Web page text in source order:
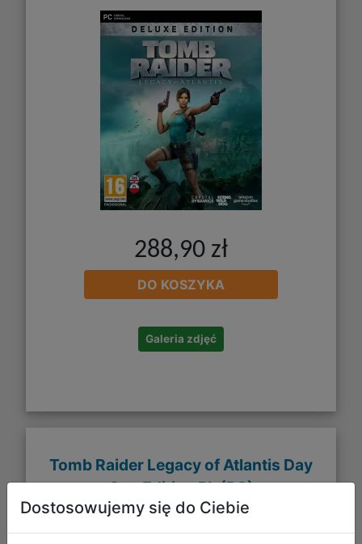
288,90 zł
DO KOSZYKA
Galeria zdjęć
Tomb Raider Legacy of Atlantis Day
One Edition PL (PC)
Dostosowujemy się do Ciebie